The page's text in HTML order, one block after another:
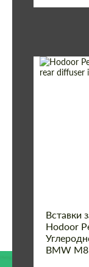
Вставки
Hodoor
BMW M8